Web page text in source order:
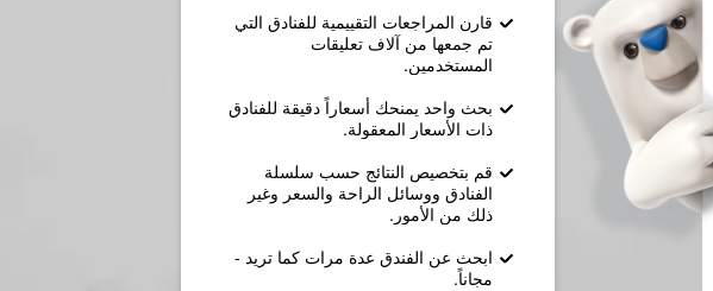
قارن المراجعات التقييمية للفنادق التي
تم جمعها من آلاف تعليقات
المستخدمين.
بحث واحد يمنحك أسعاراً دقيقة للفنادق
ذات الأسعار المعقولة.
قم بتخصيص النتائج حسب سلسلة
الفنادق ووسائل الراحة والسعر وغير
ذلك من الأمور.
ابحث عن الفندق عدة مرات كما تريد -
مجاناً.